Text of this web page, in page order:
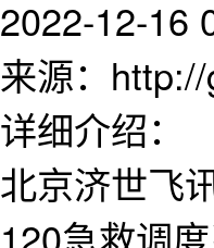
2022-12-16
来源：
详细介绍：
北京济世飞